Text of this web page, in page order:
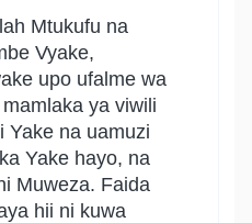
Mtukufu na
Vyake,
upo ufalme wa
ya viwili
Yake na uamuzi
Yake hayo, na
Muweza. Faida
hii ni kuwa